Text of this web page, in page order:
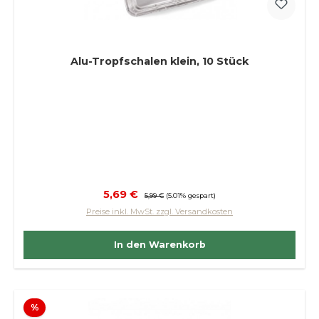
Alu-Tropfschalen klein, 10 Stück
Verkaufspreis:
5,69 € Regulärer Preis:
5,99 € (5.01% gespart)
Preise inkl. MwSt. zzgl. Versandkosten
In den Warenkorb
%Rabatt